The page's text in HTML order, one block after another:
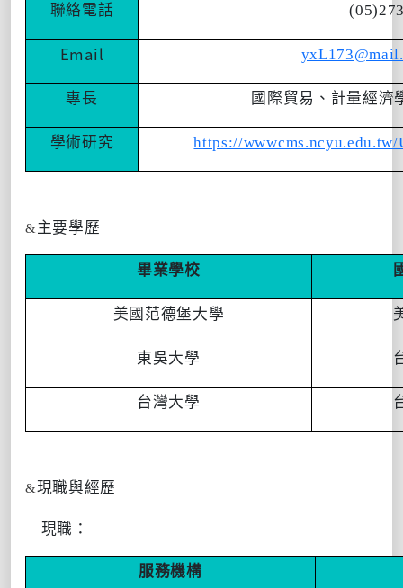
聯絡電話
Email
專長 國際貿易 、 計量經濟
學術研究 https://
&主要學歷
畢業學校
美國范德堡大學
東吳大學
台灣大學
&現職與經歷
現職：
服務機構